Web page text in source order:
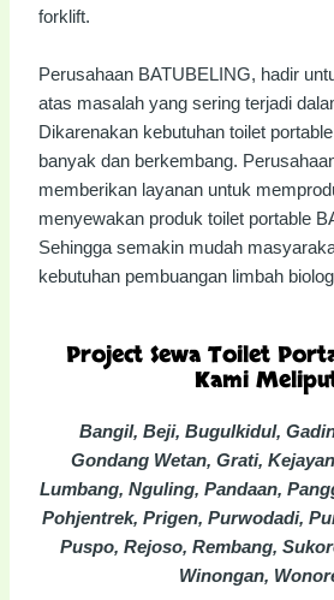
forklift.
Perusahaan BATUBELING, hadir
atas masalah yang sering terjadi
Dikarenakan kebutuhan toilet
banyak dan berkembang.
memberikan layanan untuk
menyewakan produk toilet portable
Sehingga semakin mudah
kebutuhan pembuangan limbah
Project Sewa Toilet
Kami
Bangil, Beji, Bugulkidul,
Gondang Wetan, Grati,
Lumbang, Nguling, Pandaan,
Pohjentrek, Prigen, Purwodadi,
Puspo, Rejoso, Rembang,
Winongan,